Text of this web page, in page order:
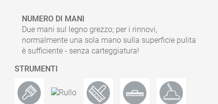
NUMERO DI MANI
Due mani sul legno grezzo; per i rinnovi,
normalmente una sola mano sulla superficie pulita
è sufficiente - senza carteggiatura!
STRUMENTI